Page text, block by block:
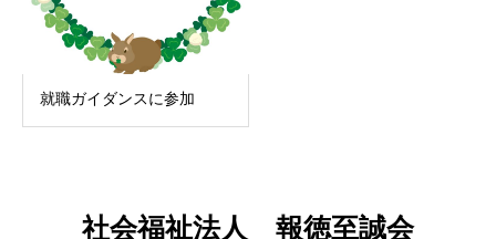
就職ガイダンスに参加
社会福祉法人 報徳至誠会